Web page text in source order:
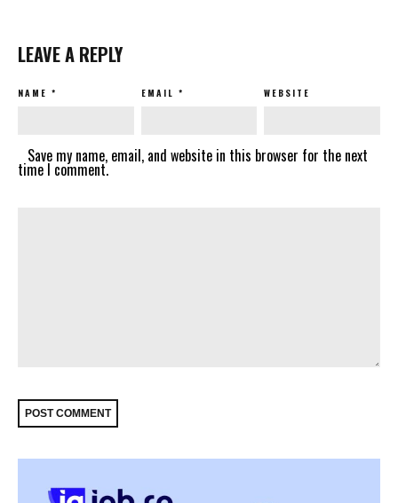
LEAVE A REPLY
NAME * EMAIL * WEBSITE
Save my name, email, and website in this browser for the next
time I comment.